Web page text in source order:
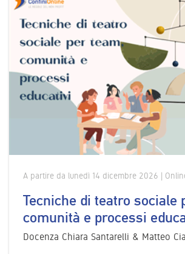
A partire da lunedì 14 dicembre 2026 |
Tecniche di teatro sociale
comunità e processi
Docenza Chiara Santarelli & Matteo